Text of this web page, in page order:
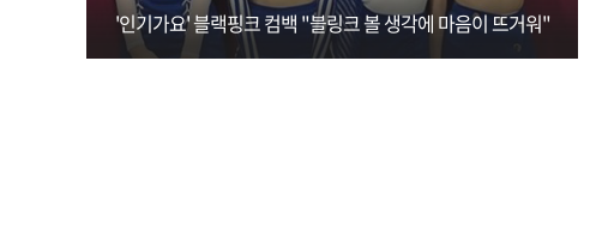
'인기가요' 블랙핑크 컴백 "블링크 볼 생각에 마음이 뜨거워"